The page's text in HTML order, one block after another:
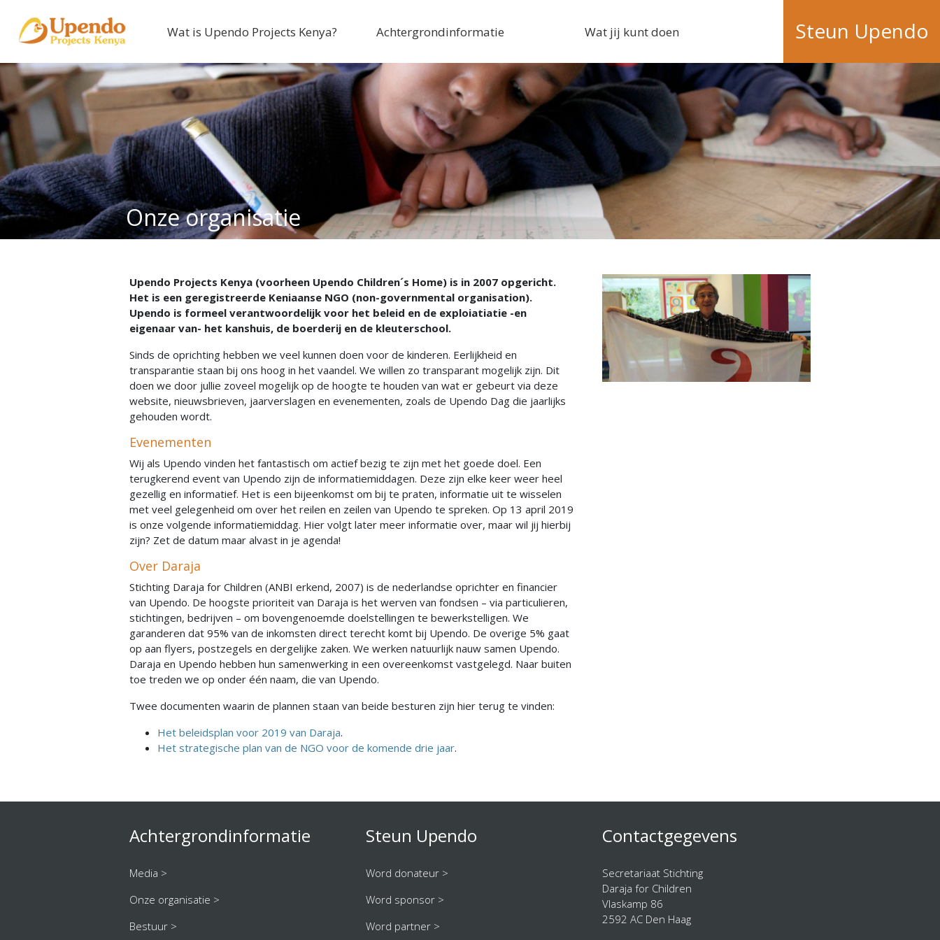
Wat is Upendo Projects Kenya? Achtergrondinformatie Wat jij kunt doen Steun Upendo
Onze organisatie
Upendo Projects Kenya (voorheen Upendo Children´s Home) is in 2007 opgericht.
Het is een geregistreerde Keniaanse NGO (non-governmental organisation).
Upendo is formeel verantwoordelijk voor het beleid en de exploiatiatie -en
eigenaar van- het kanshuis, de boerderij en de kleuterschool.
Sinds de oprichting hebben we veel kunnen doen voor de kinderen. Eerlijkheid en
transparantie staan bij ons hoog in het vaandel. We willen zo transparant mogelijk zijn. Dit
doen we door jullie zoveel mogelijk op de hoogte te houden van wat er gebeurt via deze
website, nieuwsbrieven, jaarverslagen en evenementen, zoals de Upendo Dag die jaarlijks
gehouden wordt.
Evenementen
Wij als Upendo vinden het fantastisch om actief bezig te zijn met het goede doel. Een
terugkerend event van Upendo zijn de informatiemiddagen. Deze zijn elke keer weer heel
gezellig en informatief. Het is een bijeenkomst om bij te praten, informatie uit te wisselen
met veel gelegenheid om over het reilen en zeilen van Upendo te spreken. Op 13 april 2019
is onze volgende informatiemiddag. Hier volgt later meer informatie over, maar wil jij hierbij
zijn? Zet de datum maar alvast in je agenda!
Over Daraja
Stichting Daraja for Children (ANBI erkend, 2007) is de nederlandse oprichter en financier
van Upendo. De hoogste prioriteit van Daraja is het werven van fondsen – via particulieren,
stichtingen, bedrijven – om bovengenoemde doelstellingen te bewerkstelligen. We
garanderen dat 95% van de inkomsten direct terecht komt bij Upendo. De overige 5% gaat
op aan flyers, postzegels en dergelijke zaken. We werken natuurlijk nauw samen Upendo.
Daraja en Upendo hebben hun samenwerking in een overeenkomst vastgelegd. Naar buiten
toe treden we op onder één naam, die van Upendo.
Twee documenten waarin de plannen staan van beide besturen zijn hier terug te vinden:
Het beleidsplan voor 2019 van Daraja.
Het strategische plan van de NGO voor de komende drie jaar.
Achtergrondinformatie
Media >
Onze organisatie >
Bestuur >
Steun Upendo
Word donateur >
Word sponsor >
Word partner >
Contactgegevens
Secretariaat Stichting
Daraja for Children
Vlaskamp 86
2592 AC Den Haag